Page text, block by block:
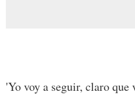
'Yo voy a seguir, claro